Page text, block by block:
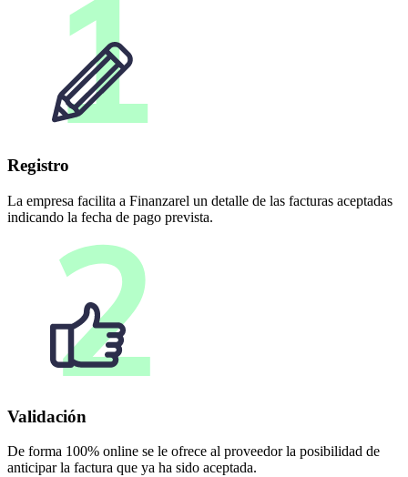
Registro
La empresa facilita a Finanzarel un detalle de las facturas aceptadas
indicando la fecha de pago prevista.
Validación
De forma 100% online se le ofrece al proveedor la posibilidad de
anticipar la factura que ya ha sido aceptada.